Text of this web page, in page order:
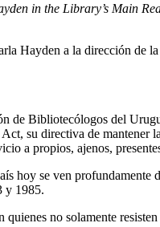
in the Library’s Main
Hayden a la dirección de
de Bibliotecólogos del
su directiva de mantener
a propios, ajenos,
hoy se ven
y 1985.
quienes no solamente